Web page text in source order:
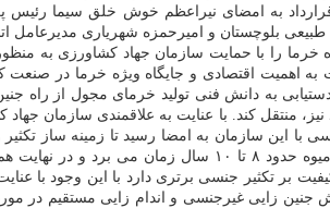
به امضای نیراعظم خوش خلق سیما
بلوچستان و امیرحمزه شهریاری مدیرعامل
خرما را با حمایت سازمان جهاد کشاورزی به
اقتصادی و جایگاه ویژه خرما در صنعت
به دانش فنی تولید خرمای مجول از راه
منتقل کند. با عنایت به علاقمندی سازمان
این سازمان به امضا رسید تا زمینه ساز تکثیر
باشد. روش های مختلفی برای تکثیر نخل خرما وجود دارد که روش تکثیر
بر تکثیر جنسی برتری دارد با این وجود با
جنین زایی غیرجنسی و اندام زایی مستقیم در